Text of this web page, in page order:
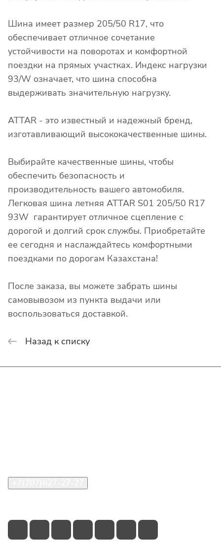
Шина имеет размер 205/50 R17, что
обеспечивает отличное сочетание
устойчивости на поворотах и комфортной
поездки на прямых участках. Индекс нагрузки
93/W означает, что шина способна
выдерживать значительную нагрузку.
ATTAR - это известный и надежный бренд,
изготавливающий высококачественные шины.
Выбирайте качественные шины, чтобы
обеспечить безопасность и
производительность вашего автомобиля.
Легковая шина летняя ATTAR S01 205/50 R17
93W гарантирует отличное сцепление с
дорогой и долгий срок службы. Приобретайте
ее сегодня и наслаждайтесь комфортными
поездками по дорогам Казахстана!
После заказа, вы можете забрать шины
самовывозом из пункта выдачи или
воспользоваться доставкой.
Назад к списку